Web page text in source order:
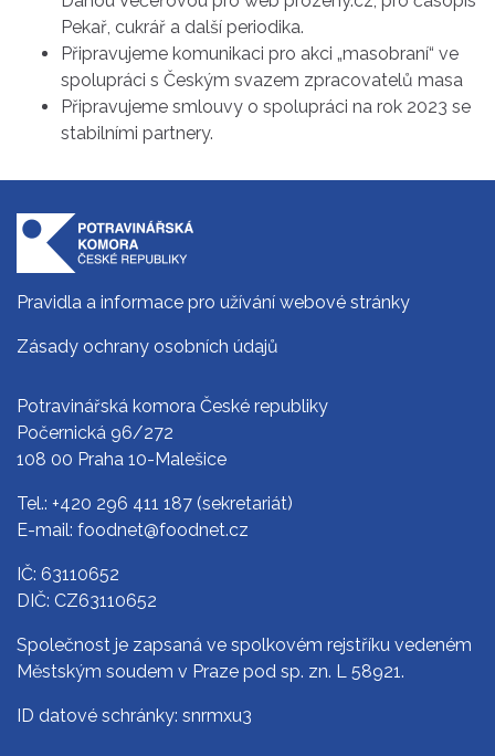
Pekař, cukrář a další periodika.
Připravujeme komunikaci pro akci „masobraní“ ve
spolupráci s Českým svazem zpracovatelů masa
Připravujeme smlouvy o spolupráci na rok 2023 se
stabilními partnery.
Pravidla a informace pro užívání webové stránky
Zásady ochrany osobních údajů
Potravinářská komora České republiky
Počernická 96/272
108 00 Praha 10-Malešice
Tel.: +420 296 411 187 (sekretariát)
E-mail: foodnet@foodnet.cz
IČ: 63110652
DIČ: CZ63110652
Společnost je zapsaná ve spolkovém rejstříku vedeném
Městským soudem v Praze pod sp. zn. L 58921.
ID datové schránky: snrmxu3